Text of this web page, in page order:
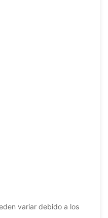
variar debido a los